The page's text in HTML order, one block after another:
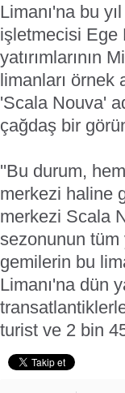
Limanı'na bu
işletmecisi Ege
yatırımlarının
limanları örnek
'Scala Nouva'
çağdaş bir
''Bu durum,
merkezi haline
merkezi Scala
sezonunun tüm
gemilerin bu
Limanı'na dün
turist ve 2 bin